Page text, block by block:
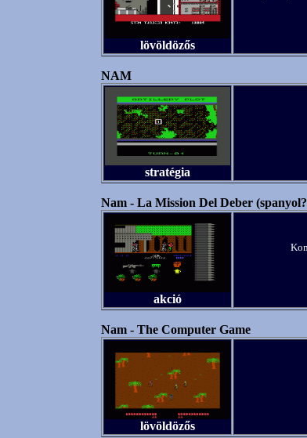
lövöldözős
NAM
stratégia
Nam - La Mission Del Deber
akció
Nam - The Computer Game
lövöldözős